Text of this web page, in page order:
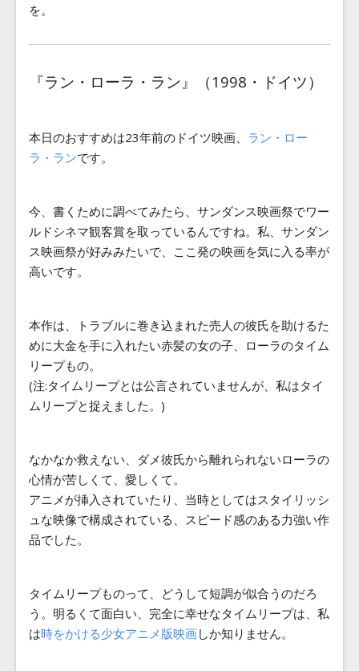
を。
『ラン・ローラ・ラン』（1998・ドイツ）
本日のおすすめは23年前のドイツ映画、 ラン・ロー
ラ・ランです。
今、書くために調べてみたら、サンダンス映画祭でワー
ルドシネマ観客賞を取っているんですね。私、サンダン
ス映画祭が好みみたいで、ここ発の映画を気に入る率が
高いです。
本作は、トラブルに巻き込まれた売人の彼氏を助けるた
めに大金を手に入れたい赤髪の女の子、ローラのタイム
リープもの。
(注:タイムリープとは公言されていませんが、私はタイ
ムリープと捉えました。)
なかなか救えない、ダメ彼氏から離れられないローラの
心情が苦しくて、愛しくて。
アニメが挿入されていたり、当時としてはスタイリッシ
ュな映像で構成されている、スピード感のある力強い作
品でした。
タイムリープものって、どうして短調が似合うのだろ
う。明るくて面白い、完全に幸せなタイムリープは、私
は時をかける少女アニメ版映画しか知りません。